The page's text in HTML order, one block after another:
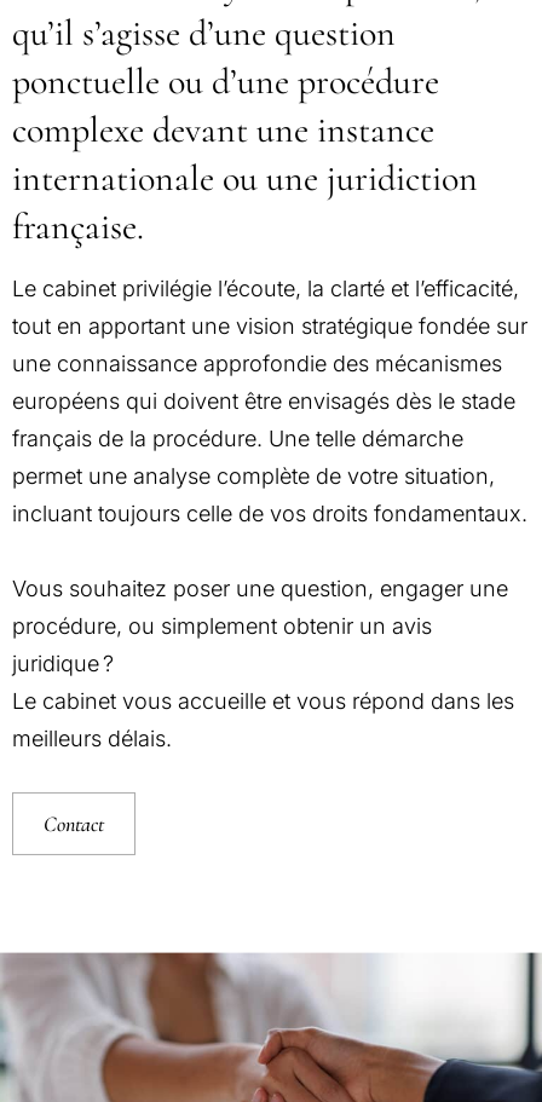
qu’il s’agisse d’une question
ponctuelle ou d’une procédure
complexe devant une instance
internationale ou une juridiction
française.
Le cabinet privilégie l’écoute, la clarté et l’efficacité,
tout en apportant une vision stratégique fondée sur
une connaissance approfondie des mécanismes
européens qui doivent être envisagés dès le stade
français de la procédure. Une telle démarche
permet une analyse complète de votre situation,
incluant toujours celle de vos droits fondamentaux.
Vous souhaitez poser une question, engager une
procédure, ou simplement obtenir un avis
juridique ?
Le cabinet vous accueille et vous répond dans les
meilleurs délais.
Contact